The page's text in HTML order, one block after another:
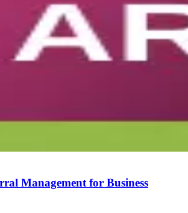
Management for Business